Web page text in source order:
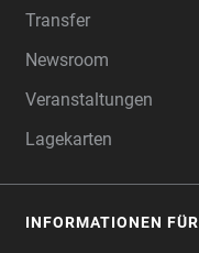
Transfer
Newsroom
Veranstaltungen
Lagekarten
INFORMATIONEN FÜR